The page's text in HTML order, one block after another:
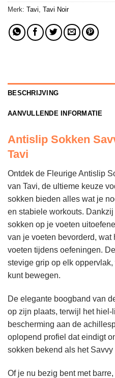
Merk: Tavi Tavi Noir
BESCHRIJVING
AANVULLENDE INFORMATIE
Antislip Sokken
Tavi
Ontdek de Fleurige Antislip
van Tavi, de ultieme keuze
sokken bieden alles wat je
en stabiele workouts.
sokken op je voeten
van je voeten bevorderd,
voeten tijdens oefeningen.
stevige grip op elk
kunt bewegen.
De elegante boogband van
op zijn plaats, terwijl het hiel-
bescherming aan de
oplopend profiel dat eindigt
sokken bekend als het Savvy
Of je nu bezig bent met